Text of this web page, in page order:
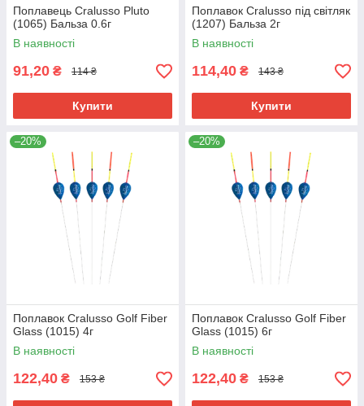
Поплавець Cralusso Pluto
(1065) Бальза 0.6г
В наявності
91,20 ₴ 114 ₴
Купити
Поплавок Cralusso під світляк
(1207) Бальза 2г
В наявності
114,40 ₴ 143 ₴
Купити
–20%
Поплавок Cralusso Golf Fiber
Glass (1015) 4г
В наявності
122,40 ₴ 153 ₴
–20%
Поплавок Cralusso Golf Fiber
Glass (1015) 6г
В наявності
122,40 ₴ 153 ₴